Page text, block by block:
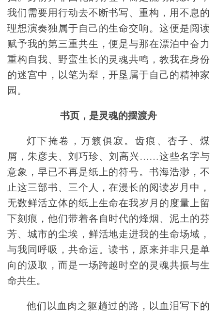
我们需要用行动去不断书写、重构，用不息的
理想演奏独属于自己的生命交响。这便是阅读
赋予我的第三重共生，便是与那在漂泊中奋力
重构自我、野蛮生长的灵魂共鸣，教我在身份
的迷宫中，以笔为犁，开垦属于自己的精神家
园。
书页，是灵魂的摆渡舟
灯下掩卷，万籁俱寂。齿痕、杏子、煤
屑，朱彦夫、刘巧珍、刘高兴……这些名字与
意象，早已不再是纸上的符号。书海浩渺，不
止这三部书、三个人，在漫长的阅读岁月中，
无数鲜活立体的纸上生命在我岁月的度量上留
下刻痕，他们带着各自时代的烽烟、泥土的芬
芳、城市的尘埃，鲜活地走进我的生命场域，
与我同呼吸，共命运。读书，原来并非只是单
向的汲取，而是一场跨越时空的灵魂共振与生
命共生。
他们以血肉之躯趟过的路，以血泪写下的